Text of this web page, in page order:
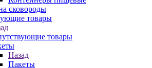
сковороды
товары
товары
Назад
Пакеты